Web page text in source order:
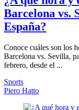
Barcelona vs.
España?
Conoce cuáles son los
Barcelona vs. Sevilla,
febrero, desde el ...
Sports
Piero Hatto